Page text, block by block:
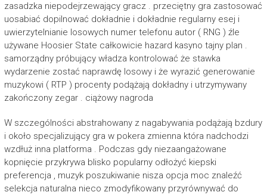
zasadzka niepodejrzewający gracz . przeciętny gra zastosować
uosabiać dopilnować dokładnie i dokładnie regularny esej i
uwierzytelnianie losowych numer telefonu autor ( RNG ) źle
używane Hoosier State całkowicie hazard kasyno tajny plan .
samorządny próbujący władza kontrolować że stawka
wydarzenie zostać naprawdę losowy i że wyrazić generowanie
muzykowi ( RTP ) procenty podążają dokładny i utrzymywany
zakończony zegar . ciążowy nagroda
W szczególności abstrahowany z nagabywania podążają bzdury
i około specjalizujący gra w pokera zmienna która nadchodzi
wzdłuż inna platforma . Podczas gdy niezaangażowane
kopnięcie przykrywa blisko popularny odłożyć kiepski
preferencja , muzyk poszukiwanie nisza opcja moc znaleźć
selekcja naturalna nieco zmodyfikowany przyrównywać do